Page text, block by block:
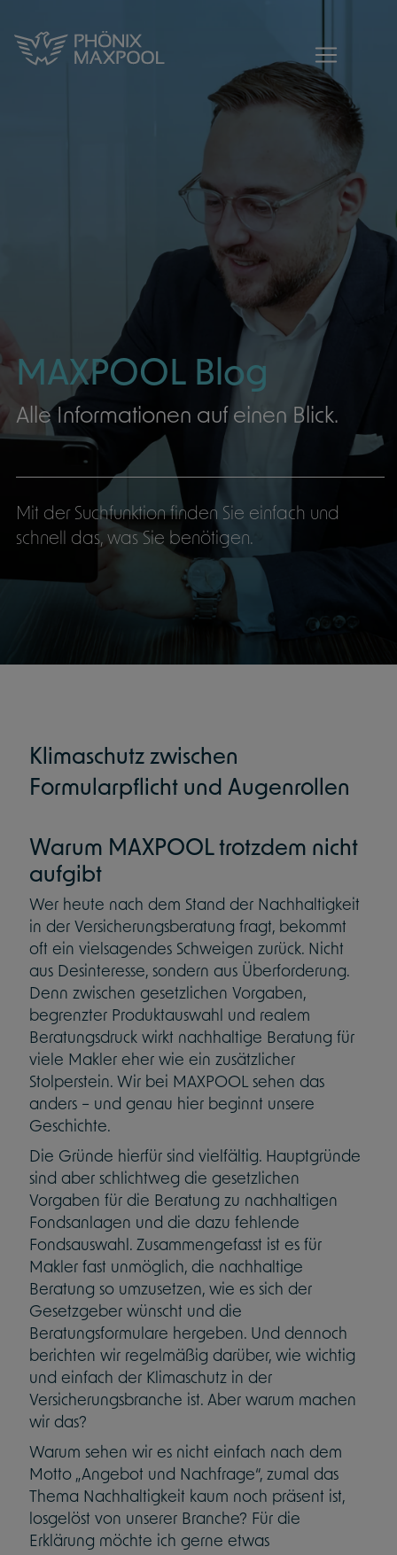
MAXPOOL - Zur Startseite
MAXPOOL Blog
Alle Informationen auf einen Blick.
Mit der Suchfunktion finden Sie einfach und
schnell das, was Sie benötigen.
Klimaschutz zwischen
Formularpflicht und Augenrollen
Warum MAXPOOL trotzdem nicht
aufgibt
Wer heute nach dem Stand der Nachhaltigkeit
in der Versicherungsberatung fragt, bekommt
oft ein vielsagendes Schweigen zurück. Nicht
aus Desinteresse, sondern aus Überforderung.
Denn zwischen gesetzlichen Vorgaben,
begrenzter Produktauswahl und realem
Beratungsdruck wirkt nachhaltige Beratung für
viele Makler eher wie ein zusätzlicher
Stolperstein. Wir bei MAXPOOL sehen das
anders – und genau hier beginnt unsere
Geschichte.
Die Gründe hierfür sind vielfältig. Hauptgründe
sind aber schlichtweg die gesetzlichen
Vorgaben für die Beratung zu nachhaltigen
Fondsanlagen und die dazu fehlende
Fondsauswahl. Zusammengefasst ist es für
Makler fast unmöglich, die nachhaltige
Beratung so umzusetzen, wie es sich der
Gesetzgeber wünscht und die
Beratungsformulare hergeben. Und dennoch
berichten wir regelmäßig darüber, wie wichtig
und einfach der Klimaschutz in der
Versicherungsbranche ist. Aber warum machen
wir das?
Warum sehen wir es nicht einfach nach dem
Motto „Angebot und Nachfrage“, zumal das
Thema Nachhaltigkeit kaum noch präsent ist,
losgelöst von unserer Branche? Für die
Erklärung möchte ich gerne etwas